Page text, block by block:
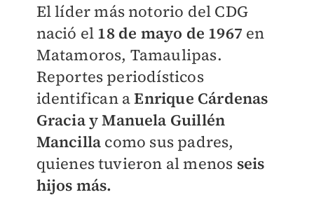
El líder más notorio del CDG
nació el 18 de mayo de 1967 en
Matamoros, Tamaulipas.​
Reportes periodísticos
identifican aEnrique Cárdenas
Gracia y Manuela Guillén
Mancilla como sus padres,
quienes tuvieron al menos seis
hijos más.